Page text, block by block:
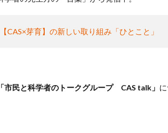
【CAS×芽育】の新しい取り組み「ひとこと」
「市民と科学者のトークグループ CAS talk」